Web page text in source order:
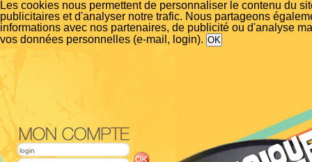
Les cookies nous permettent de personnaliser le contenu du
publicitaires et d'analyser notre trafic. Nous partageons
informations avec nos partenaires, de publicité ou d'analyse
vos données personnelles (e-mail, login).